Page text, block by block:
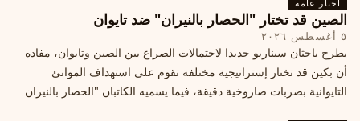
أخبار عامة
الصين قد تختار "الحصار بالنيران" ضد تايوان
٥ أغسطس ٢٠٢٦
يطرح باحثان سيناريو جديدا لاحتمالات الصراع بين الصين وتايوان، مفاده
أن بكين قد تختار إستراتيجية مختلفة تقوم على استهداف الموانئ
التايوانية بضربات صاروخية دقيقة، فيما يسميه الكاتبان "الحصار بالنيران